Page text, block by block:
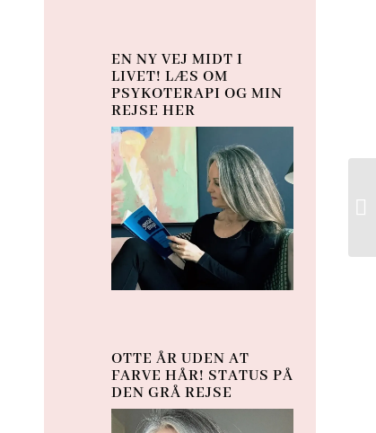
EN NY VEJ MIDT I
LIVET! LÆS OM
PSYKOTERAPI OG MIN
REJSE HER
OTTE ÅR UDEN AT
FARVE HÅR! STATUS PÅ
DEN GRÅ REJSE